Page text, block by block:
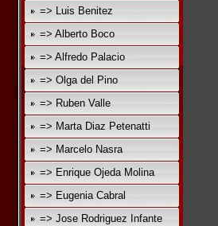
=> Luis Benitez
=> Alberto Boco
=> Alfredo Palacio
=> Olga del Pino
=> Ruben Valle
=> Marta Diaz Petenatti
=> Marcelo Nasra
=> Enrique Ojeda Molina
=> Eugenia Cabral
=> Jose Rodriguez Infante